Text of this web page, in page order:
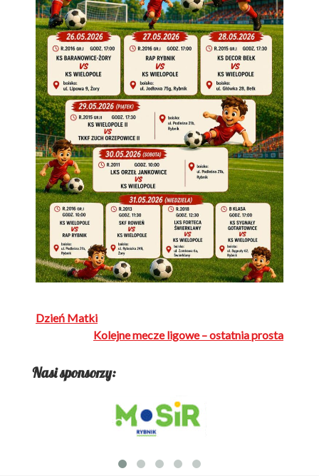
Nawigacja
Dzień Matki
Kolejne mecze ligowe – ostatnia prosta
Nasi sponsorzy: